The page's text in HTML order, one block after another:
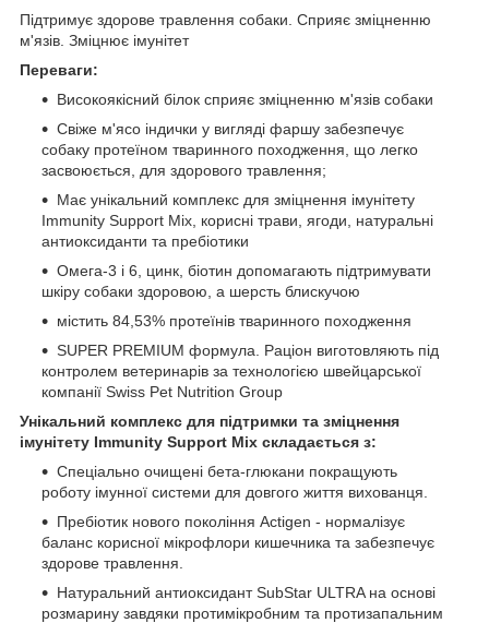
Підтримує здорове травлення собаки. Сприяє зміцненню
м'язів. Зміцнює імунітет
Переваги:
Високоякісний білок сприяє зміцненню м'язів собаки
Свіже м'ясо індички у вигляді фаршу забезпечує
собаку протеїном тваринного походження, що легко
засвоюється, для здорового травлення;
Має унікальний комплекс для зміцнення імунітету
Immunity Support Mix, корисні трави, ягоди, натуральні
антиоксиданти та пребіотики
Омега-3 і 6, цинк, біотин допомагають підтримувати
шкіру собаки здоровою, а шерсть блискучою
містить 84,53% протеїнів тваринного походження
SUPER PREMIUM формула. Раціон виготовляють під
контролем ветеринарів за технологією швейцарської
компанії Swiss Pet Nutrition Group
Унікальний комплекс для підтримки та зміцнення
імунітету Immunity Support Mix складається з:
Спеціально очищені бета-глюкани покращують
роботу імунної системи для довгого життя вихованця.
Пребіотик нового покоління Actigen - нормалізує
баланс корисної мікрофлори кишечника та забезпечує
здорове травлення.
Натуральний антиоксидант SubStar ULTRA на основі
розмарину завдяки протимікробним та протизапальним